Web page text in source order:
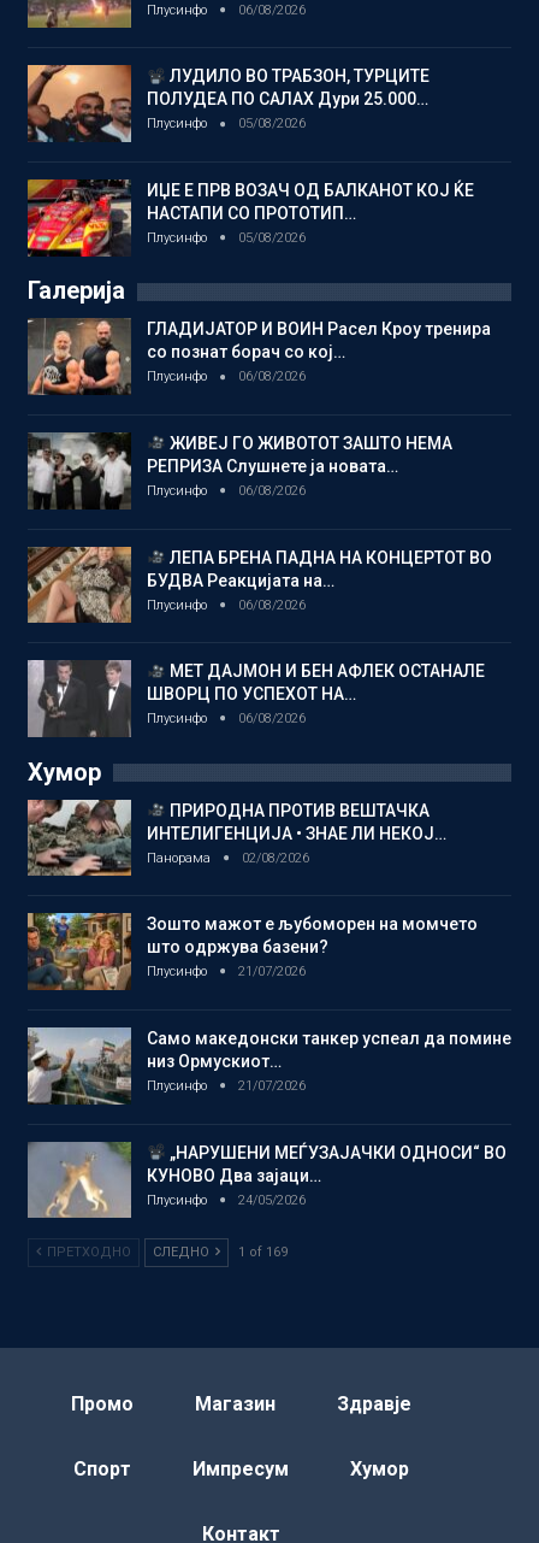
Плусинфо 06/08/2026
ЛУДИЛО ВО ТРАБЗОН, ТУРЦИТЕ
ПОЛУДЕА ПО САЛАХ Дури 25.000…
Плусинфо 05/08/2026
ИЏЕ Е ПРВ ВОЗАЧ ОД БАЛКАНОТ КОЈ ЌЕ
НАСТАПИ СО ПРОТОТИП…
Плусинфо 05/08/2026
Галерија
ГЛАДИЈАТОР И ВОИН Расел Кроу тренира
со познат борач со кој…
Плусинфо 06/08/2026
ЖИВЕЈ ГО ЖИВОТОТ ЗАШТО НЕМА
РЕПРИЗА Слушнете ја новата…
Плусинфо 06/08/2026
ЛЕПА БРЕНА ПАДНА НА КОНЦЕРТОТ ВО
БУДВА Реакцијата на…
Плусинфо 06/08/2026
МЕТ ДАЈМОН И БЕН АФЛЕК ОСТАНАЛЕ
ШВОРЦ ПО УСПЕХОТ НА…
Плусинфо 06/08/2026
Хумор
ПРИРОДНА ПРОТИВ ВЕШТАЧКА
ИНТЕЛИГЕНЦИЈА • ЗНАЕ ЛИ НЕКОЈ…
Панорама 02/08/2026
Зошто мажот е љубоморен на момчето
што одржува базени?
Плусинфо 21/07/2026
Само македонски танкер успеал да помине
низ Ормускиот…
Плусинфо 21/07/2026
„НАРУШЕНИ МЕЃУЗАЈАЧКИ ОДНОСИ“ ВО
КУНОВО Два зајаци…
Плусинфо 24/05/2026
ПРЕТХОДНО СЛЕДНО 1 of 169
Промо Магазин Здравје
Спорт Импресум Хумор
Контакт